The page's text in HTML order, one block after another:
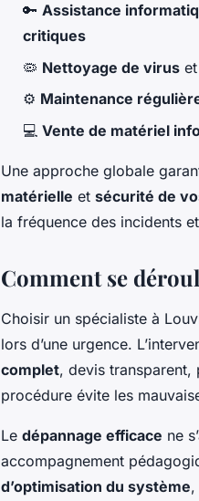
🔑 Assistance
critiques
🦠 Nettoyage de virus
⚙️ Maintenance
💻 Vente de matériel
Une approche globale
matérielle et sécurité de
la fréquence des incidents
Comment se
Choisir un spécialiste à
lors d’une urgence.
complet, devis transparent,
procédure évite les
Le dépannage efficace ne
accompagnement
d’optimisation du système,